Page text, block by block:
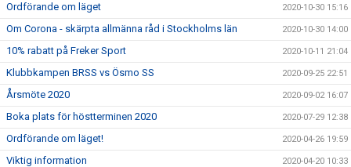
Ordförande om läget 2020-10-30 15:16
Om Corona - skärpta allmänna råd i Stockholms län 2020-10-30 14:00
10% rabatt på Freker Sport 2020-10-11 21:04
Klubbkampen BRSS vs Ösmo SS 2020-09-25 22:51
Årsmöte 2020 2020-09-02 16:07
Boka plats för höstterminen 2020 2020-07-29 12:38
Ordförande om läget! 2020-04-26 19:59
Viktig information 2020-04-20 10:33